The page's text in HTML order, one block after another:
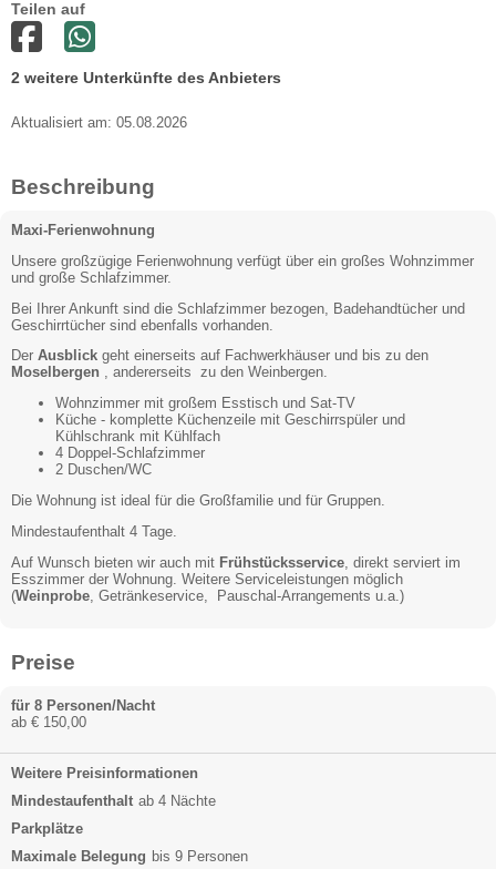
Teilen auf
2 weitere Unterkünfte des Anbieters
Aktualisiert am: 05.08.2026
Beschreibung
Maxi-Ferienwohnung
Unsere großzügige Ferienwohnung verfügt über ein großes Wohnzimmer
und große Schlafzimmer.
Bei Ihrer Ankunft sind die Schlafzimmer bezogen, Badehandtücher und
Geschirrtücher sind ebenfalls vorhanden.
Der Ausblick geht einerseits auf Fachwerkhäuser und bis zu den
Moselbergen , andererseits zu den Weinbergen.
Wohnzimmer mit großem Esstisch und Sat-TV
Küche - komplette Küchenzeile mit Geschirrspüler und
Kühlschrank mit Kühlfach
4 Doppel-Schlafzimmer
2 Duschen/WC
Die Wohnung ist ideal für die Großfamilie und für Gruppen.
Mindestaufenthalt 4 Tage.
Auf Wunsch bieten wir auch mit Frühstücksservice , direkt serviert im
Esszimmer der Wohnung. Weitere Serviceleistungen möglich
(Weinprobe , Getränkeservice, Pauschal-Arrangements u.a.)
Preise
für 8 Personen/Nacht
ab € 150,00
Weitere Preisinformationen
Mindestaufenthalt ab 4 Nächte
Parkplätze
Maximale Belegung bis 9 Personen